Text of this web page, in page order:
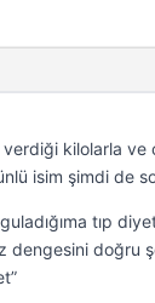
kilolarla ve
isim şimdi de
tıp
dengesini doğru